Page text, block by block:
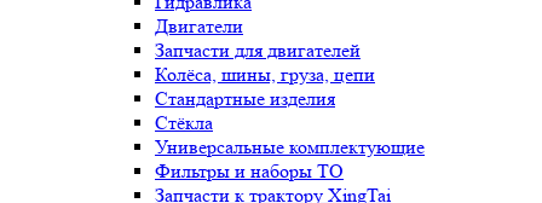
Двигатели
Запчасти для двигателей
Колёса, шины, груза, цепи
Стандартные изделия
Стёкла
Универсальные комплектующие
Фильтры и наборы ТО
Запчасти к трактору XingTai